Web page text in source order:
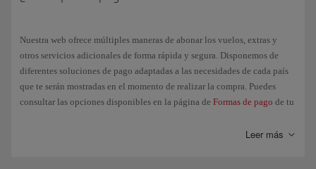
Nuestra web ofrece múltiples maneras de abonar los vuelos, extras y
otros servicios adicionales de forma rápida y segura. Disponemos de
diferentes soluciones de pago adaptadas a las necesidades de cada país
que te serán mostradas en el momento de realizar la compra. Puedes
consultar las opciones disponibles en la página de Formas de pago de tu
Leer más